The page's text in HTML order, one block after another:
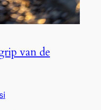
van de